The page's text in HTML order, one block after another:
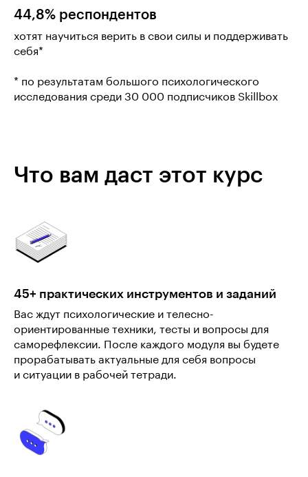
44,8% респондентов
хотят научиться верить в свои силы и поддерживать
себя*
* по результатам большого психологического
исследования среди 30 000 подписчиков Skillbox
Что вам даст этот курс
45+ практических инструментов и заданий
Вас ждут психологические и телесно-
ориентированные техники, тесты и вопросы для
саморефлексии. После каждого модуля вы будете
прорабатывать актуальные для себя вопросы
и ситуации в рабочей тетради.